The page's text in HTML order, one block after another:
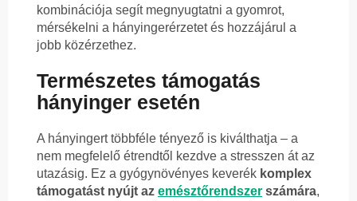
kombinációja segít megnyugtatni a gyomrot,
mérsékelni a hányingerérzetet és hozzájárul a
jobb közérzethez.
Természetes támogatás
hányinger esetén
A hányingert többféle tényező is kiválthatja – a
nem megfelelő étrendtől kezdve a stresszen át az
utazásig. Ez a gyógynövényes keverék komplex
támogatást nyújt az emésztőrendszer számára,